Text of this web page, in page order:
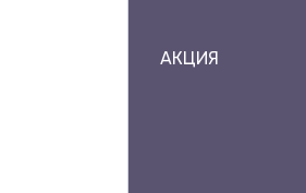
АКЦИЯ